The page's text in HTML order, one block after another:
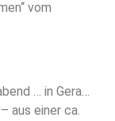
vom
… in Gera…
aus einer ca.